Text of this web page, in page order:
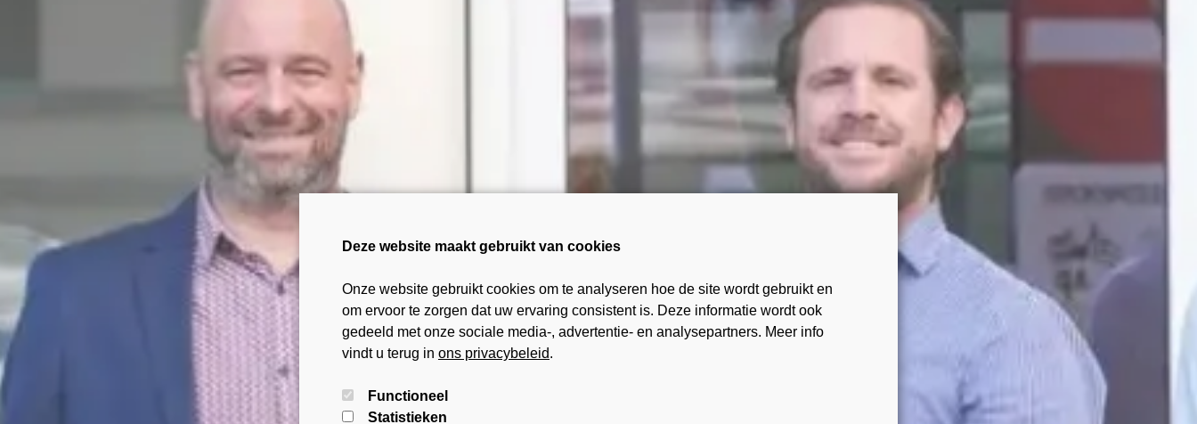
Deze website maakt gebruikt van cookies
Onze website gebruikt cookies om te analyseren hoe de site wordt gebruikt en
om ervoor te zorgen dat uw ervaring consistent is. Deze informatie wordt ook
gedeeld met onze sociale media-, advertentie- en analysepartners. Meer info
vindt u terug in ons privacybeleid.
Functioneel
Statistieken